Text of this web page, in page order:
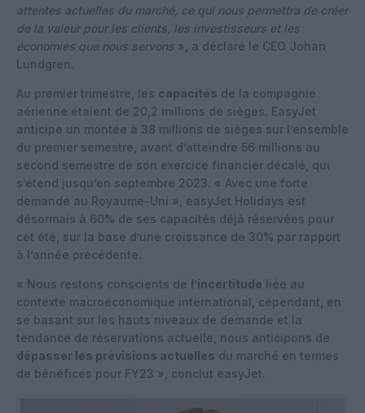
attentes actuelles du marché, ce qui nous permettra de créer
de la valeur pour les clients, les investisseurs et les
économies que nous servons », a déclaré le CEO Johan
Lundgren.
Au premier trimestre, les capacités de la compagnie
aérienne étaient de 20,2 millions de sièges. EasyJet
anticipe un montée à 38 millions de sièges sur l’ensemble
du premier semestre, avant d’atteindre 56 millions au
second semestre de son exercice financier décalé, qui
s’étend jusqu’en septembre 2023. « Avec une forte
demande au Royaume-Uni », easyJet Holidays est
désormais à 60% de ses capacités déjà réservées pour
cet été, sur la base d’une croissance de 30% par rapport
à l’année précédente.
« Nous restons conscients de l’incertitude liée au
contexte macroéconomique international, cependant, en
se basant sur les hauts niveaux de demande et la
tendance de réservations actuelle, nous anticipons de
dépasser les prévisions actuelles du marché en termes
de bénéfices pour FY23 », conclut easyJet.